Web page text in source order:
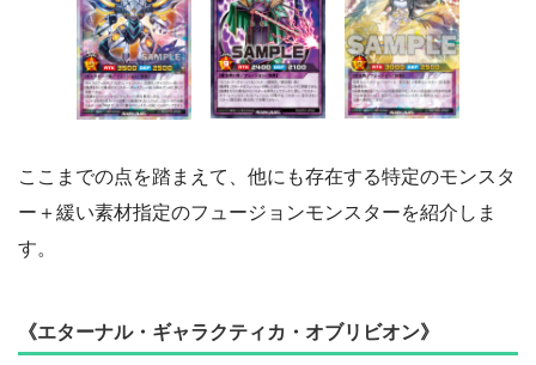
ここまでの点を踏まえて、他にも存在する特定のモンスタ
ー＋緩い素材指定のフュージョンモンスターを紹介しま
す。
《エターナル・ギャラクティカ・オブリビオン》